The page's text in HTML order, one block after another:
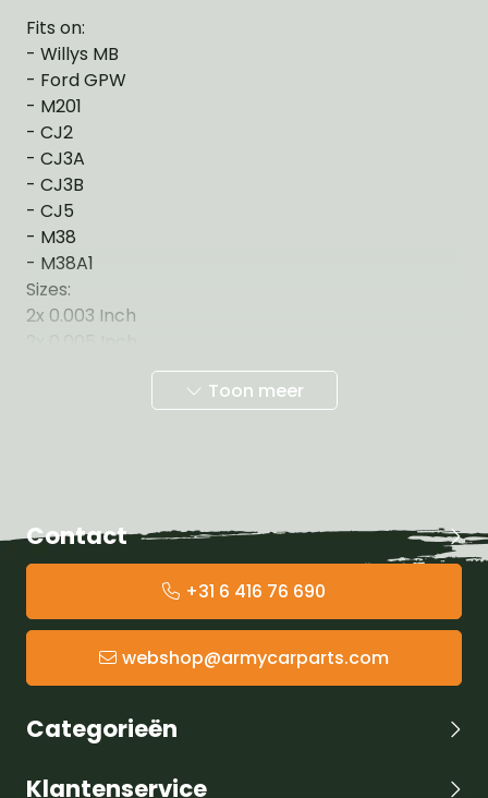
Fits on:
- Willys MB
- Ford GPW
- M201
- CJ2
- CJ3A
- CJ3B
- CJ5
- M38
- M38A1
Sizes:
2x 0.003 Inch
Toon meer
Contact
+31 6 416 76 690
webshop@armycarparts.com
Categorieën
Klantenservice